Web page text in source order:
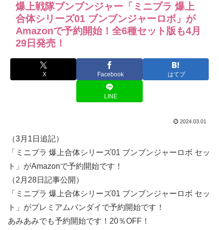
爆上戦隊ブンブンジャー「ミニプラ 爆上
合体シリーズ01 ブンブンジャーロボ」が
Amazonで予約開始！全6種セット版も4月
29日発売！
X Facebook はてブ
LINE
2024.03.01
（3月1日追記）
「ミニプラ 爆上合体シリーズ01 ブンブンジャーロボ セッ
ト」がAmazonで予約開始です！
（2月28日記事公開）
「ミニプラ 爆上合体シリーズ01 ブンブンジャーロボ セッ
ト」がプレミアムバンダイで予約開始です！
あみあみでも予約開始です！20％OFF！